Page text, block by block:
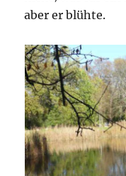
aber er blühte.